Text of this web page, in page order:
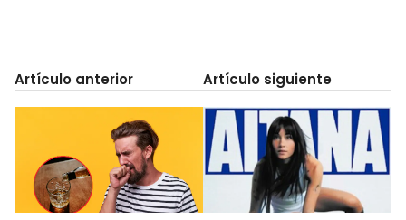
Artículo anterior Artículo siguiente